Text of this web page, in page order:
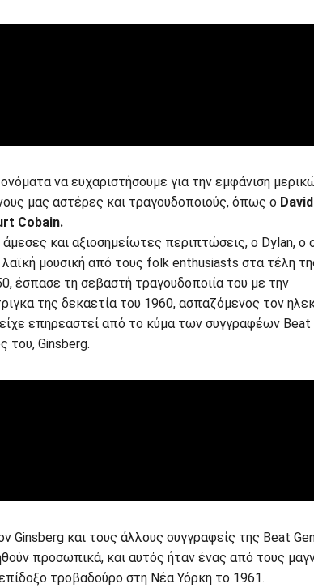
να ευχαριστήσουμε για την εμφάνιση
μας αστέρες και τραγουδοποιούς, όπως ο
Cobain.
άμεσες και αξιοσημείωτες περιπτώσεις, ο Dylan, ο
λαϊκή μουσική από τους folk enthusiasts στα τέλη
έσπασε τη σεβαστή τραγουδοποιία του με την
της δεκαετία του 1960, ασπαζόμενος τον
είχε επηρεαστεί από το κύμα των συγγραφέων
του, Ginsberg.
Ginsberg και τους άλλους συγγραφείς της Beat
προσωπικά, και αυτός ήταν ένας από τους
τροβαδούρο στη Νέα Υόρκη το 1961.